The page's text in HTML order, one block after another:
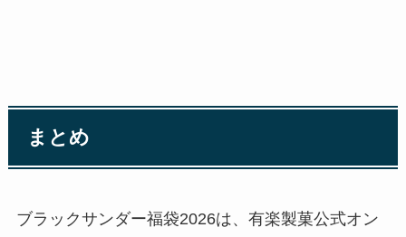
まとめ
ブラックサンダー福袋2026は、有楽製菓公式オン